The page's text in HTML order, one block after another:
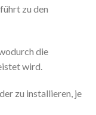
zu den
die
wird.
zu installieren, je